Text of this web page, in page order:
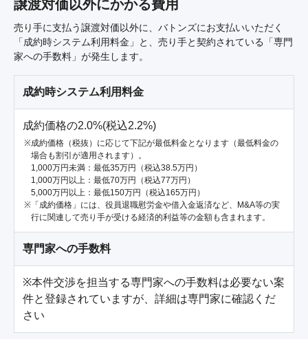
譲渡対価以外にかかる費用
売り手に支払う譲渡対価以外に、バトンズにお支払いいただく
「成約時システム利用料金」と、売り手と契約されている「専門
家への手数料」が発生します。
成約時システム利用料金
成約価格の2.0%(税込2.2%)
成約価格（税抜）に応じて下記が最低料金となります（最低料金の
場合も割引が適用されます）。
1,000万円未満：最低35万円（税込38.5万円）
1,000万円以上：最低70万円（税込77万円）
5,000万円以上：最低150万円（税込165万円）
「成約価格」には、役員退職慰労金や借入金返済など、M&A等の実
行に関連して売り手が受ける経済的利益等の金額も含まれます。
専門家への手数料
※本件交渉を担当する専門家への手数料は必要ない案
件と登録されていますが、詳細は専門家に確認くだ
さい